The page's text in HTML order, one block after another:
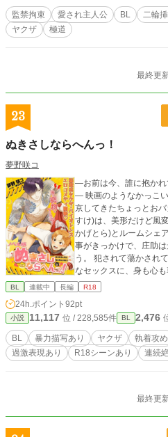
監禁拘束 愛され主人公 BL 二輪
ヤクザ
極道
最終更
23
ぬきさしならへんっ！
夢野咲コ
―お前は今、誰に抱か
― 映画のようなかっこいい極道の世界を夢見て、大阪から上
京してきたちょっとお
すけ)は、美形だけど風
かげとら)とルームシェアすることに
事がきっかけで、庄助
う。 犯されて蕩かされ
なセックスに、身も心も尊厳も
の対等な相棒になりた
子猫ちゃんになっちゃう!? 〈第三幕〉 庄助の憧れの幼な
だという静流が突然現
を取り巻くヤクザたちの陰
幕〉 薬物“タイガー・リ
糸が絡み合う！ お互い
をつける景虎、囚われ
の果てにまた出会い、
BL 連載中 長編 R18
24h.ポイント 92pt
小説 11,117 位 / 228,585件 BL 2,476
BL 暴力描写あり ヤクザ 執着攻め
過激表現あり
R18シーンあり 連続
最終更